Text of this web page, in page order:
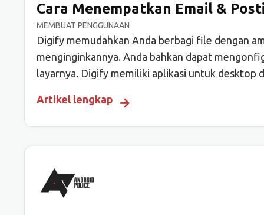
Cara Menempatkan Email &
MEMBUAT PENGGUNAAN
Digify memudahkan Anda berbagi file dengan
menginginkannya. Anda bahkan dapat
layarnya. Digify memiliki aplikasi untuk desktop
Artikel lengkap